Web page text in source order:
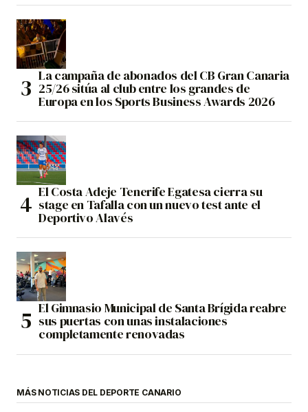
La campaña de abonados del CB Gran Canaria
25/26 sitúa al club entre los grandes de
Europa en los Sports Business Awards 2026
El Costa Adeje Tenerife Egatesa cierra su
stage en Tafalla con un nuevo test ante el
Deportivo Alavés
El Gimnasio Municipal de Santa Brígida reabre
sus puertas con unas instalaciones
completamente renovadas
MÁS NOTICIAS DEL DEPORTE CANARIO